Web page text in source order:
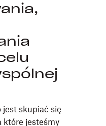
jest skupiać się
które jesteśmy